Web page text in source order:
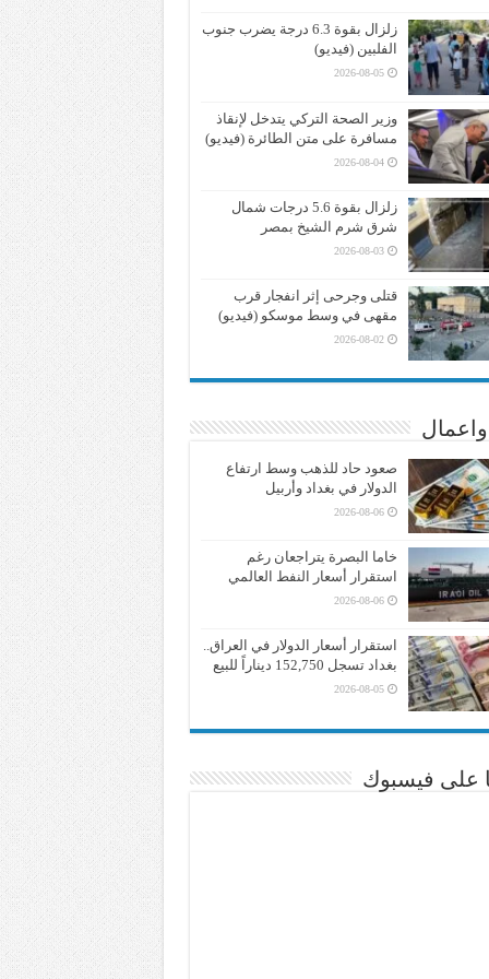
زلزال بقوة 6.3 درجة يضرب جنوب
الفلبين (فيديو)
2026-08-05
وزير الصحة التركي يتدخل لإنقاذ
مسافرة على متن الطائرة (فيديو)
2026-08-04
زلزال بقوة 5.6 درجات شمال
شرق شرم الشيخ بمصر
2026-08-03
قتلى وجرحى إثر انفجار قرب
مقهى في وسط موسكو (فيديو)
2026-08-02
صعود حاد للذهب وسط ارتفاع
الدولار في بغداد وأربيل
2026-08-06
خاما البصرة يتراجعان رغم
استقرار أسعار النفط العالمي
2026-08-06
استقرار أسعار الدولار في العراق..
بغداد تسجل 152,750 ديناراً للبيع
2026-08-05
على فيسبوك